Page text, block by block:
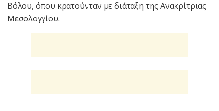
Βόλου, όπου κρατούνταν με διάταξη της Ανακρίτριας
Μεσολογγίου.